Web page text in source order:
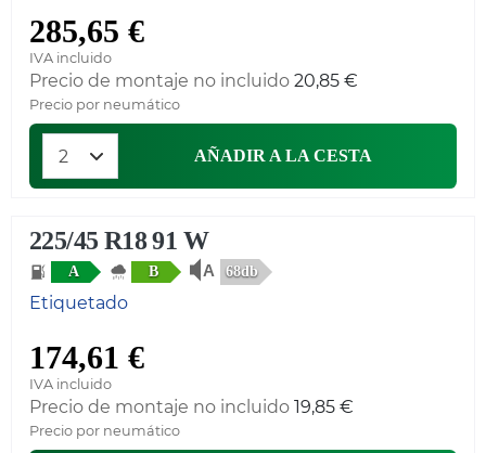
285,65 €
IVA incluido
Precio de montaje no incluido 20,85 €
Precio por neumático
AÑADIR A LA CESTA
225/45 R18 91 W
A B 68db
Etiquetado
174,61 €
IVA incluido
Precio de montaje no incluido 19,85 €
Precio por neumático